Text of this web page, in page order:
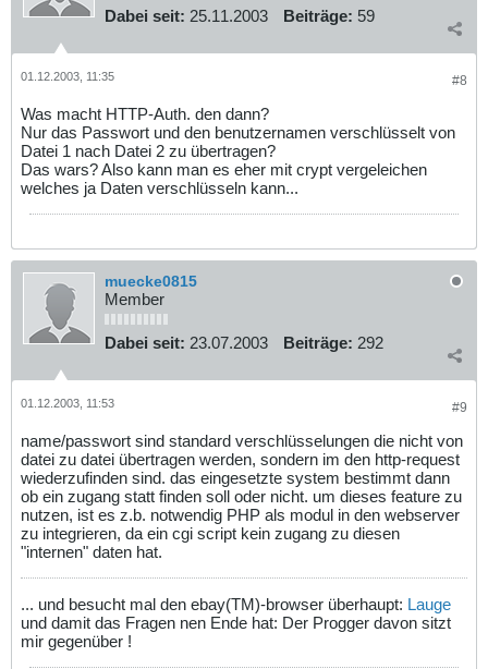
Dabei seit: 25.11.2003 Beiträge: 59
#8
01.12.2003, 11:35
Was macht HTTP-Auth. den dann?
Nur das Passwort und den benutzernamen verschlüsselt von
Datei 1 nach Datei 2 zu übertragen?
Das wars? Also kann man es eher mit crypt vergeleichen
welches ja Daten verschlüsseln kann...
muecke0815
Member
Dabei seit: 23.07.2003 Beiträge: 292
#9
01.12.2003, 11:53
name/passwort sind standard verschlüsselungen die nicht von
datei zu datei übertragen werden, sondern im den http-request
wiederzufinden sind. das eingesetzte system bestimmt dann
ob ein zugang statt finden soll oder nicht. um dieses feature zu
nutzen, ist es z.b. notwendig PHP als modul in den webserver
zu integrieren, da ein cgi script kein zugang zu diesen
"internen" daten hat.
... und besucht mal den ebay(TM)-browser überhaupt: Lauge
und damit das Fragen nen Ende hat: Der Progger davon sitzt
mir gegenüber !